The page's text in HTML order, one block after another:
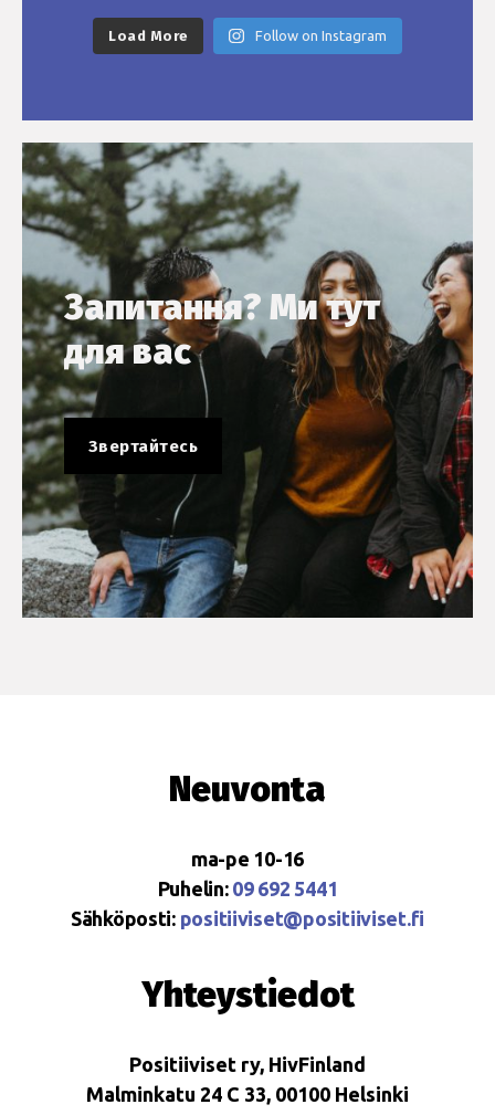
Load More Follow on Instagram
Запитання? Ми тут
для вас
Звертайтесь
Neuvonta
ma-pe 10-16
Puhelin: 09 692 5441
Sähköposti: positiiviset@positiiviset.fi
Yhteystiedot
Positiiviset ry, HivFinland
Malminkatu 24 C 33, 00100 Helsinki